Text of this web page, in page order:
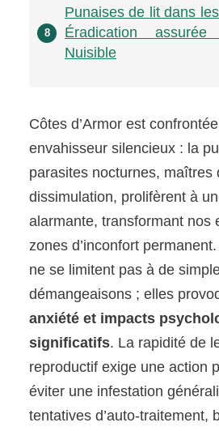
8
Punaises de lit dans
Éradication
Nuisible
Côtes d’Armor est
envahisseur silencieux : la
parasites nocturnes, maîtres
dissimulation, prolifèrent à
alarmante, transformant nos
zones d’inconfort
ne se limitent pas à de
démangeaisons ; elles
anxiété et impacts
significatifs. La rapidité de
reproductif exige une action
éviter une infestation
tentatives d’auto-traitement,